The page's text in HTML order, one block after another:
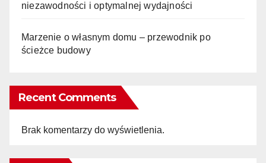
niezawodności i optymalnej wydajności
Marzenie o własnym domu – przewodnik po
ścieżce budowy
Recent Comments
Brak komentarzy do wyświetlenia.